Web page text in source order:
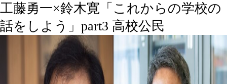
工藤勇一×鈴木寛「これからの学校の
話をしよう」part3 高校公民